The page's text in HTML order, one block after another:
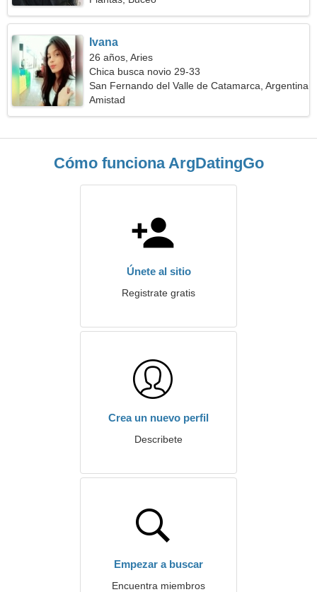
Ivana
26 años, Aries
Chica busca novio 29-33
San Fernando del Valle de Catamarca, Argentina
Amistad
Cómo funciona ArgDatingGo
Únete al sitio
Registrate gratis
Crea un nuevo perfil
Describete
Empezar a buscar
Encuentra miembros